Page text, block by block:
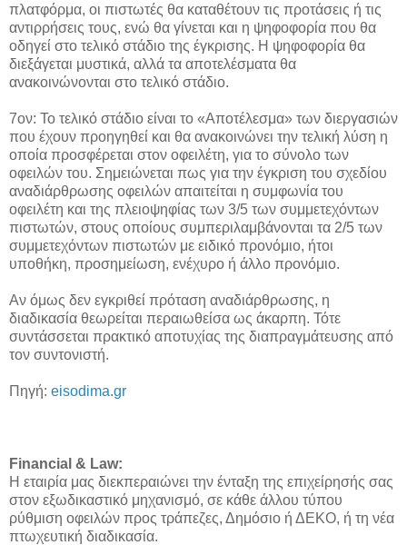
πλατφόρμα, οι πιστωτές θα καταθέτουν τις προτάσεις ή τις
αντιρρήσεις τους, ενώ θα γίνεται και η ψηφοφορία που θα
οδηγεί στο τελικό στάδιο της έγκρισης. Η ψηφοφορία θα
διεξάγεται μυστικά, αλλά τα αποτελέσματα θα
ανακοινώνονται στο τελικό στάδιο.
7ον: Το τελικό στάδιο είναι το «Αποτέλεσμα» των διεργασιών
που έχουν προηγηθεί και θα ανακοινώνει την τελική λύση η
οποία προσφέρεται στον οφειλέτη, για το σύνολο των
οφειλών του. Σημειώνεται πως για την έγκριση του σχεδίου
αναδιάρθρωσης οφειλών απαιτείται η συμφωνία του
οφειλέτη και της πλειοψηφίας των 3/5 των συμμετεχόντων
πιστωτών, στους οποίους συμπεριλαμβάνονται τα 2/5 των
συμμετεχόντων πιστωτών με ειδικό προνόμιο, ήτοι
υποθήκη, προσημείωση, ενέχυρο ή άλλο προνόμιο.
Αν όμως δεν εγκριθεί πρόταση αναδιάρθρωσης, η
διαδικασία θεωρείται περαιωθείσα ως άκαρπη. Τότε
συντάσσεται πρακτικό αποτυχίας της διαπραγμάτευσης από
τον συντονιστή.
Πηγή: eisodima.gr
Financial & Law:
Η εταιρία μας διεκπεραιώνει την ένταξη της επιχείρησής σας
στον εξωδικαστικό μηχανισμό, σε κάθε άλλου τύπου
ρύθμιση οφειλών προς τράπεζες, Δημόσιο ή ΔΕΚΟ, ή τη νέα
πτωχευτική διαδικασία.